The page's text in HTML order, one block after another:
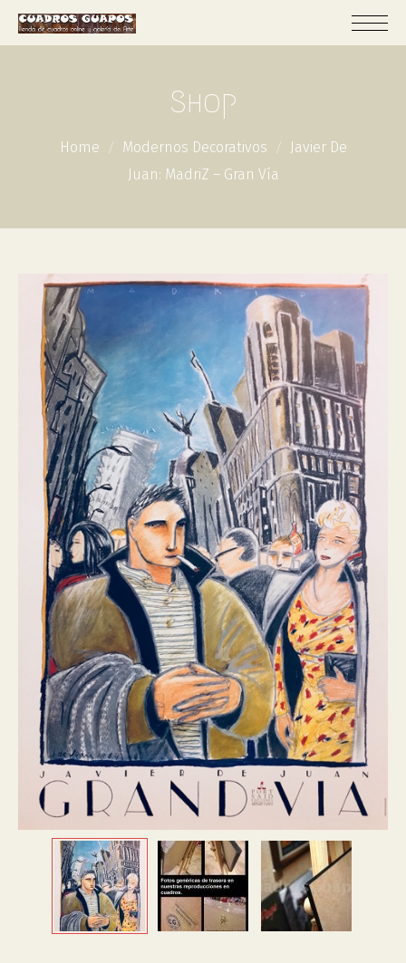
Shop
Home Modernos Decorativos
Javier De
Juan: MadriZ – Gran Vía